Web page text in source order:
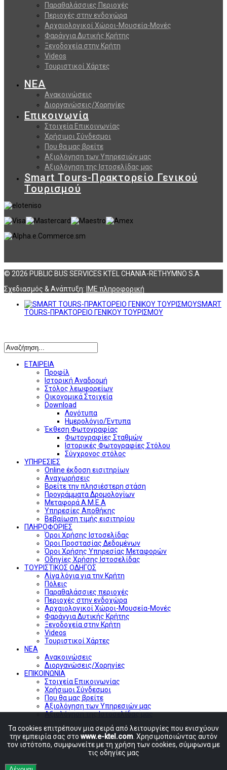
Παραθαλάσσιες Περιοχές
Περιοχές στην ενδοχώρα
Αρχαιολογικοί Χώροι-Μουσεία-Μονές
Φαράγγια Δυτικής Κρήτης
Ξενοδοχεία στην Κρήτη
Videos
Τουριστικοί Χάρτες
ΝΕΑ
Ανακοινώσεις
Διοργανώσεις/Χορηγίες
Επικοινωνία
Στοιχεία Επικοινωνίας
Χρήσιμοι Σύνδεσμοι
Που θα μας βρείτε
Αξιολόγηση των Υπηρεσιών μας
Αξιολόγηση της Ιστοσελίδας μας
Smart Tours-Πρακτορείο Γενικού
Τουρισμού
© 2026 PUBLIC BUS SERVICES KTEL CHANIA-RETHYMNO S.A
Σχεδιασμός & Ανάπτυξη: ΙΜΕ πληροφορική
SMART
TOURS-ΠΡΑΚΤΟΡΕΙΟ ΓΕΝΙΚΟΥ ΤΟΥΡΙΣΜΟΥ
ΕΤΑΙΡΕΙΑ
Προφίλ
Ιστορική Αναδρομή
Στόλος λεωφορείων
Οικονομικά Στοιχεία
Download
Λογότυπα
Ημερολόγιο/Έντυπα
Έκθεση Φωτογραφίας
Φωτογραφίες Σταθμών
Ιστορικές Φωτογραφίες Στόλου
Σύγχρονος στόλος
ΥΠΗΡΕΣΙΕΣ
Online έκδοση εισιτηρίων
Αναχωρήσεις
Βρείτε την πλησιέστερη στάση
Προγράμματα Δρομολογίων
Μεταφορά Α.Μ.Ε.Α
Υπηρεσίες Αποθήκης
Βεβαίωση τιμής εισιτηρίου
ΠΛΗΡΟΦΟΡΙΕΣ
Όροι Χρήσης Ιστοσελίδας
Όροι Προστασίας Δεδομένων
Όροι Χρήσης Υπηρεσίας Μεταφορών
Οδηγίες Χρήσης Ιστοσελίδας
ΤΟΥΡΙΣΤΙΚΟΣ ΟΔΗΓΟΣ
Λίγα λόγια για την Κρήτη
Πόλεις
Παραθαλάσσιες περιοχές
Περιοχές στην ενδοχώρα
Αρχαιολογικοί Χώροι-Μουσεία-Μονές
Φαράγγια Δυτικής Κρήτης
Ξενοδοχεία στην Κρήτη
Videos
Τουριστικοί Χάρτες
ΝΕΑ
Ανακοινώσεις
Διοργανώσεις/Χορηγίες
ΕΠΙΚΟΙΝΩΝΙΑ
Στοιχεία Επικοινωνίας
Χρήσιμοι Σύνδεσμοι
Που θα μας βρείτε
Αξιολόγηση των Υπηρεσιών μας
Αξιολόγηση της Ιστοσελίδας μας
Τα cookies επιτρέπουν μια σειρά από λειτουργίες που ενισχύουν
την εμπειρία σας στο www.e-ktel.com . Χρησιμοποιώντας αυτόν
τον ιστότοπο, συμφωνείτε με τη χρήση των cookies, σύμφωνα με
τις οδηγίες μας